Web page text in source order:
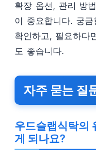
확장 옵션, 관리 방
이 중요합니다. 궁
확인하고, 필요하다
도 좋습니다.
자주 묻는 질
우드슬랩식탁의
게 되나요?